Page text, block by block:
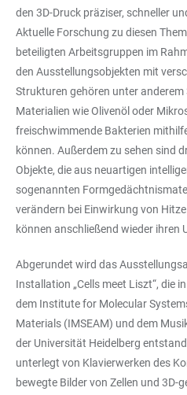
den 3D-Druck präziser, schneller
Aktuelle Forschung zu diesen
beteiligten Arbeitsgruppen im
den Ausstellungsobjekten mit
Strukturen gehören unter anderem
Materialien wie Olivenöl oder
freischwimmende Bakterien
können. Außerdem zu sehen sind
Objekte, die aus neuartigen
sogenannten
verändern bei Einwirkung von
können anschließend wieder ihren
Abgerundet wird das
Installation „Cells meet Liszt“, die
dem Institute for Molecular
Materials (IMSEAM) und dem
der Universität Heidelberg
unterlegt von Klavierwerken des
bewegte Bilder von Zellen und 3D-